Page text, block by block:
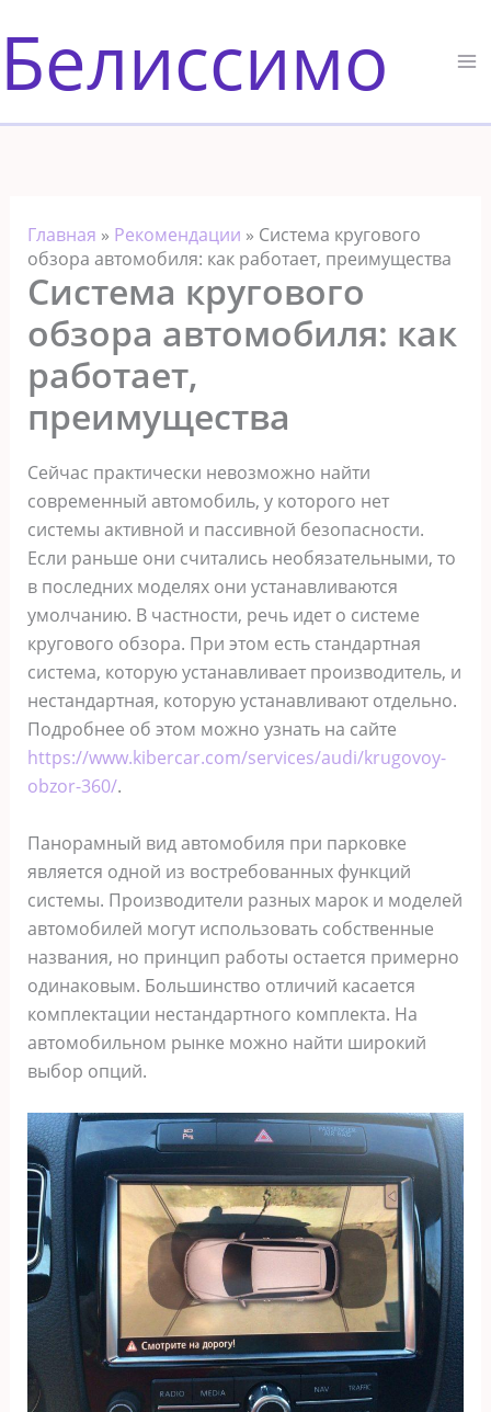
к
содержимому
Белиссимо
Главная » Рекомендации » Система кругового
обзора автомобиля: как работает, преимущества
Система кругового
обзора автомобиля: как
работает,
преимущества
Сейчас практически невозможно найти
современный автомобиль, у которого нет
системы активной и пассивной безопасности.
Если раньше они считались необязательными, то
в последних моделях они устанавливаются
умолчанию. В частности, речь идет о системе
кругового обзора. При этом есть стандартная
система, которую устанавливает производитель, и
нестандартная, которую устанавливают отдельно.
Подробнее об этом можно узнать на сайте
https://www.kibercar.com/services/audi/krugovoy-
obzor-360/.
Панорамный вид автомобиля при парковке
является одной из востребованных функций
системы. Производители разных марок и моделей
автомобилей могут использовать собственные
названия, но принцип работы остается примерно
одинаковым. Большинство отличий касается
комплектации нестандартного комплекта. На
автомобильном рынке можно найти широкий
выбор опций.